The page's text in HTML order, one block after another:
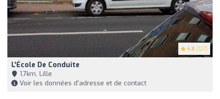
4.8 (127)
L'École De Conduite
1,7km, Lille
Voir les données d'adresse et de contact